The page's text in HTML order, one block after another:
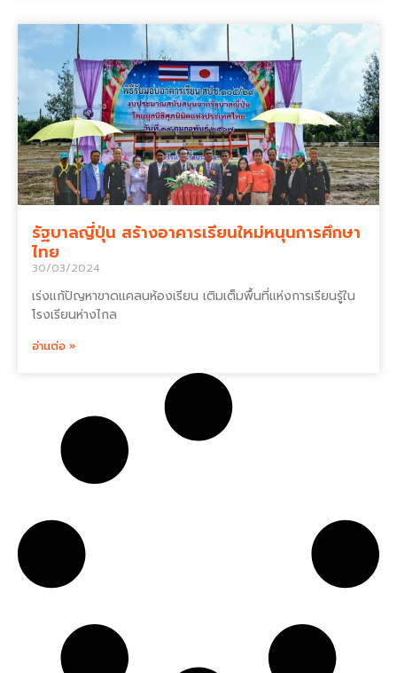
รัฐบาลญี่ปุ่น สร้างอาคารเรียนใหม่หนุนการศึกษา
ไทย
30/03/2024
เร่งแก้ปัญหาขาดแคลนห้องเรียน เติมเต็มพื้นที่แห่งการเรียนรู้ใน
โรงเรียนห่างไกล
อ่านต่อ »